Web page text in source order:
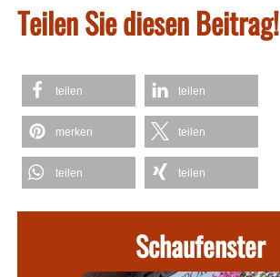
Teilen Sie diesen Beitrag!
teilen teilen
merken teilen
teilen teilen
Schaufenster